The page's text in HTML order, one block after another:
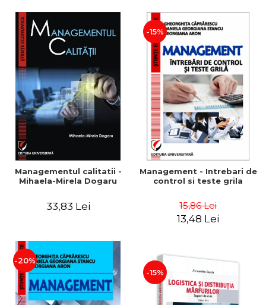
ULTIMELE EXEMPLARE
Managementul calitatii -
Mihaela-Mirela Dogaru
33,83 Lei
-15%
Management - Intrebari de
control si teste grila
15,86 Lei
13,48 Lei
-20%
-15%